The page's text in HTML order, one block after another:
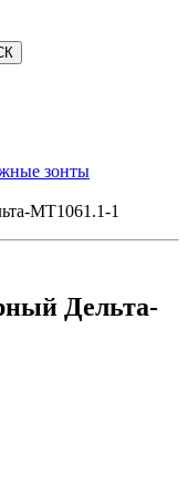
зонты
МТ1061.1-1
Дельта-